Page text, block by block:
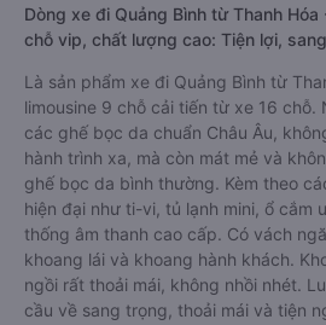
Dòng xe đi Quảng Bình từ Thanh Hóa
chỗ vip, chất lượng cao: Tiện lợi,
Là sản phẩm xe đi Quảng Bình từ
limousine 9 chỗ cải tiến từ xe 16 chỗ.
các ghế bọc da chuẩn Châu Âu,
hành trình xa, mà còn mát mẻ và
ghế bọc da bình thường. Kèm theo
hiện đại như ti-vi, tủ lạnh mini, ổ cắm
thống âm thanh cao cấp. Có vách
khoang lái và khoang hành khách.
ngồi rất thoải mái, không nhồi nhét.
cầu về sang trọng, thoải mái và tiện